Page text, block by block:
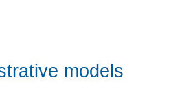
models